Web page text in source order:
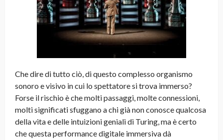
Che dire di tutto ciò, di questo complesso organismo
sonoro e visivo in cui lo spettatore si trova immerso?
Forse il rischio è che molti passaggi, molte connessioni,
molti significati sfuggano a chi già non conosce qualcosa
della vita e delle intuizioni geniali di Turing, ma è certo
che questa performance digitale immersiva dà